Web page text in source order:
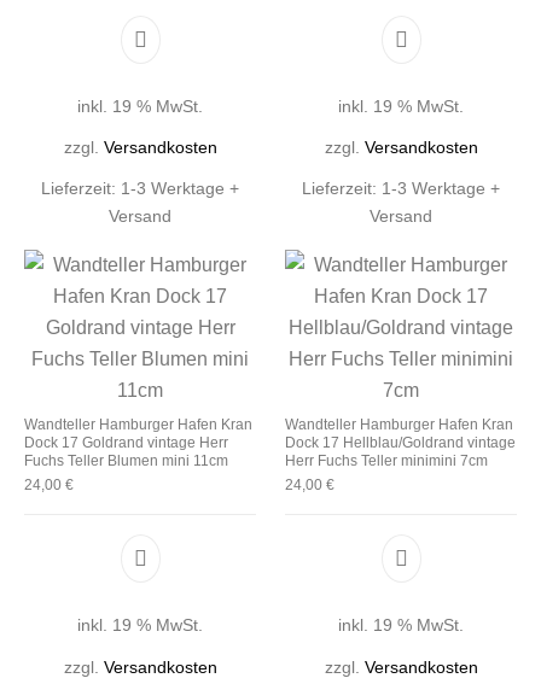
inkl. 19 % MwSt.
zzgl. Versandkosten
Lieferzeit: 1-3 Werktage +
Versand
inkl. 19 % MwSt.
zzgl. Versandkosten
Lieferzeit: 1-3 Werktage +
Versand
Wandteller Hamburger Hafen Kran
Dock 17 Goldrand vintage Herr
Fuchs Teller Blumen mini 11cm
24,00 €
inkl. 19 % MwSt.
zzgl. Versandkosten
Wandteller Hamburger Hafen Kran
Dock 17 Hellblau/Goldrand vintage
Herr Fuchs Teller minimini 7cm
24,00 €
inkl. 19 % MwSt.
zzgl. Versandkosten